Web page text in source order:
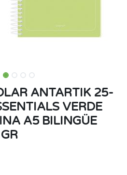
ANTARTIK 25-
VERDE
A5 BILINGÜE